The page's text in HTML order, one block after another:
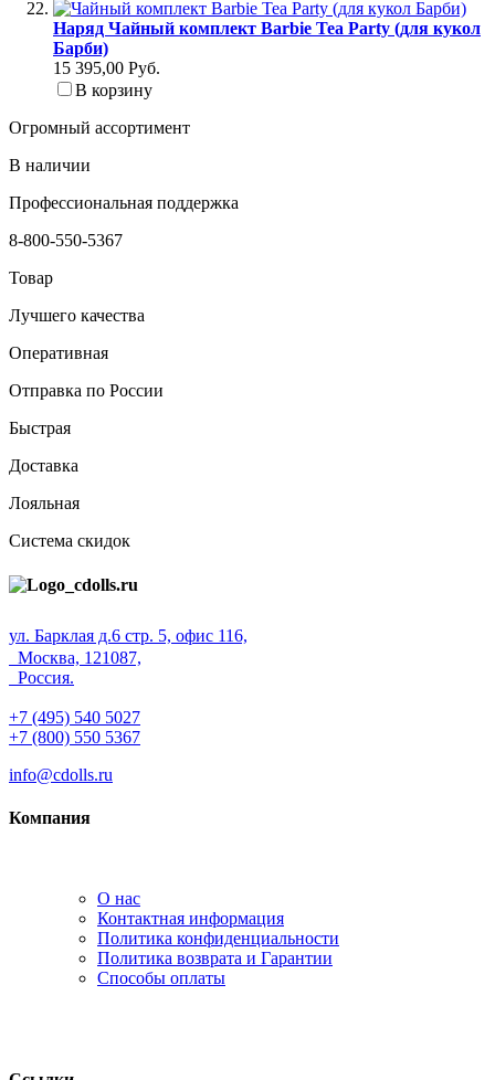
Наряд Чайный комплект Barbie Tea Party (для кукол
Барби)
15 395,00 Руб.
В корзину
Огромный ассортимент
В наличии
Профессиональная поддержка
8-800-550-5367
Товар
Лучшего качества
Оперативная
Отправка по России
Быстрая
Доставка
Лояльная
Система скидок
ул. Барклая д.6 стр. 5, офис 116,
Москва, 121087,
Россия.
+7 (495) 540 5027
+7 (800) 550 5367
info@cdolls.ru
Компания
О нас
Контактная информация
Политика конфиденциальности
Политика возврата и Гарантии
Способы оплаты